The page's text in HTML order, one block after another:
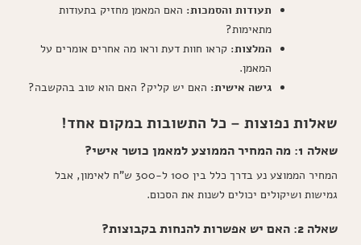
תעודות והסמכות: האם המאמן מחזיק בתעודות
מתאימות?
המלצות: קראו חוות דעת וראו מה אחרים אומרים על
המאמן.
גישה אישית: האם יש קליק? האם הוא טוב בהקשבה?
שאלות נפוצות – כל התשובות במקום אחד!
שאלה 1: מה המחיר הממוצע למאמן כושר אישי?
המחיר הממוצע נע בדרך כלל בין 100 ל-300 ש"ח לאימון, אבל
גמישות ושיקולים יכולים לשנות את הסכום.
שאלה 2: האם יש אפשרות להנחות בקבוצות?